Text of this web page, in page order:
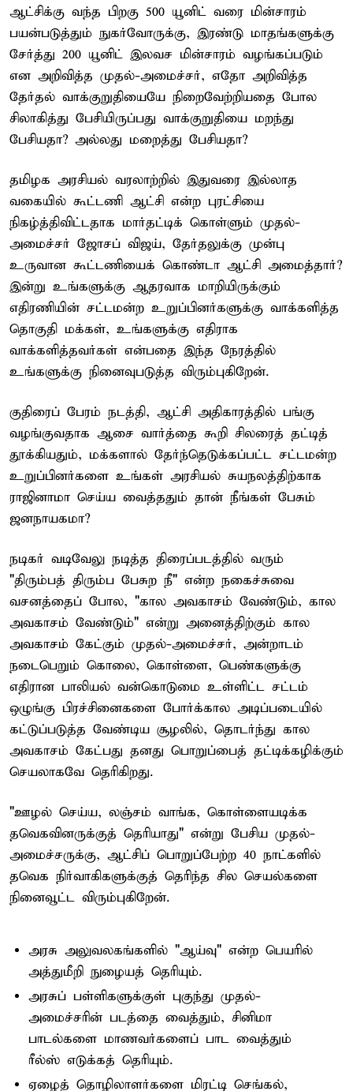
ஆட்சிக்கு வந்த பிறகு 500 யூனிட் வரை மின்சாரம்
பயன்படுத்தும் நுகர்வோருக்கு, இரண்டு மாதங்களுக்கு
சேர்த்து 200 யூனிட் இலவச மின்சாரம் வழங்கப்படும்
என அறிவித்த முதல்-அமைச்சர், எதோ அறிவித்த
தேர்தல் வாக்குறுதியையே நிறைவேற்றியதை போல
சிலாகித்து பேசியிருப்பது வாக்குறுதியை மறந்து
பேசியதா? அல்லது மறைத்து பேசியதா?
தமிழக அரசியல் வரலாற்றில் இதுவரை இல்லாத
வகையில் கூட்டணி ஆட்சி என்ற புரட்சியை
நிகழ்த்திவிட்டதாக மார்தட்டிக் கொள்ளும் முதல்-
அமைச்சர் ஜோசப் விஜய், தேர்தலுக்கு முன்பு
உருவான கூட்டணியைக் கொண்டா ஆட்சி அமைத்தார்?
இன்று உங்களுக்கு ஆதரவாக மாறியிருக்கும்
எதிரணியின் சட்டமன்ற உறுப்பினர்களுக்கு வாக்களித்த
தொகுதி மக்கள், உங்களுக்கு எதிராக
வாக்களித்தவர்கள் என்பதை இந்த நேரத்தில்
உங்களுக்கு நினைவுபடுத்த விரும்புகிறேன்.
குதிரைப் பேரம் நடத்தி, ஆட்சி அதிகாரத்தில் பங்கு
வழங்குவதாக ஆசை வார்த்தை கூறி சிலரைத் தட்டித்
தூக்கியதும், மக்களால் தேர்ந்தெடுக்கப்பட்ட சட்டமன்ற
உறுப்பினர்களை உங்கள் அரசியல் சுயநலத்திற்காக
ராஜினாமா செய்ய வைத்ததும் தான் நீங்கள் பேசும்
ஜனநாயகமா?
நடிகர் வடிவேலு நடித்த திரைப்படத்தில் வரும்
"திரும்பத் திரும்ப பேசுற நீ" என்ற நகைச்சுவை
வசனத்தைப் போல, "கால அவகாசம் வேண்டும், கால
அவகாசம் வேண்டும்" என்று அனைத்திற்கும் கால
அவகாசம் கேட்கும் முதல்-அமைச்சர், அன்றாடம்
நடைபெறும் கொலை, கொள்ளை, பெண்களுக்கு
எதிரான பாலியல் வன்கொடுமை உள்ளிட்ட சட்டம்
ஒழுங்கு பிரச்சினைகளை போர்க்கால அடிப்படையில்
கட்டுப்படுத்த வேண்டிய சூழலில், தொடர்ந்து கால
அவகாசம் கேட்பது தனது பொறுப்பைத் தட்டிக்கழிக்கும்
செயலாகவே தெரிகிறது.
"ஊழல் செய்ய, லஞ்சம் வாங்க, கொள்ளையடிக்க
தவெகவினருக்குத் தெரியாது" என்று பேசிய முதல்-
அமைச்சருக்கு, ஆட்சிப் பொறுப்பேற்ற 40 நாட்களில்
தவெக நிர்வாகிகளுக்குத் தெரிந்த சில செயல்களை
நினைவூட்ட விரும்புகிறேன்.
அரசு அலுவலகங்களில் "ஆய்வு" என்ற பெயரில்
அத்துமீறி நுழையத் தெரியும்.
அரசுப் பள்ளிகளுக்குள் புகுந்து முதல்-
அமைச்சரின் படத்தை வைத்தும், சினிமா
பாடல்களை மாணவர்களைப் பாட வைத்தும்
ரீல்ஸ் எடுக்கத் தெரியும்.
ஏழைத் தொழிலாளர்களை மிரட்டி செங்கல்,